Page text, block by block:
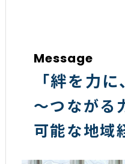
Message
「絆を力
～つながる
可能な地域